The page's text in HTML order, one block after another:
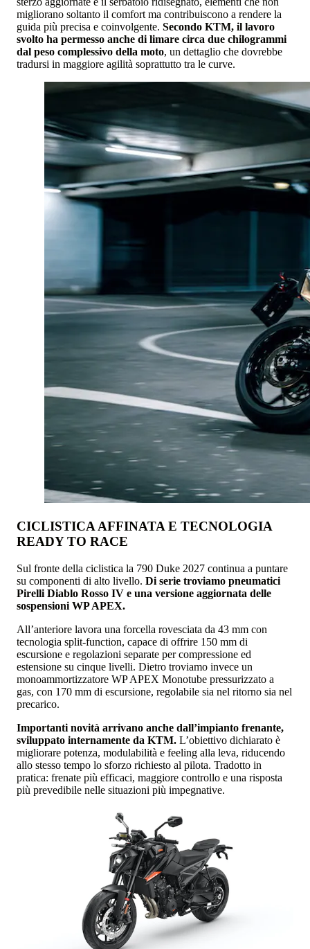
migliorano soltanto il comfort ma contribuiscono a rendere la
guida più precisa e coinvolgente. Secondo KTM, il lavoro
svolto ha permesso anche di limare circa due chilogrammi
dal peso complessivo della moto, un dettaglio che dovrebbe
tradursi in maggiore agilità soprattutto tra le curve.
CICLISTICA AFFINATA E TECNOLOGIA
READY TO RACE
Sul fronte della ciclistica la 790 Duke 2027 continua a puntare
su componenti di alto livello. Di serie troviamo pneumatici
Pirelli Diablo Rosso IV e una versione aggiornata delle
sospensioni WP APEX.
All’anteriore lavora una forcella rovesciata da 43 mm con
tecnologia split-function, capace di offrire 150 mm di
escursione e regolazioni separate per compressione ed
estensione su cinque livelli. Dietro troviamo invece un
monoammortizzatore WP APEX Monotube pressurizzato a
gas, con 170 mm di escursione, regolabile sia nel ritorno sia nel
precarico.
Importanti novità arrivano anche dall’impianto frenante,
sviluppato internamente da KTM. L’obiettivo dichiarato è
migliorare potenza, modulabilità e feeling alla leva, riducendo
allo stesso tempo lo sforzo richiesto al pilota. Tradotto in
pratica: frenate più efficaci, maggiore controllo e una risposta
più prevedibile nelle situazioni più impegnative.